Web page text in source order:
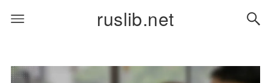
ruslib.net